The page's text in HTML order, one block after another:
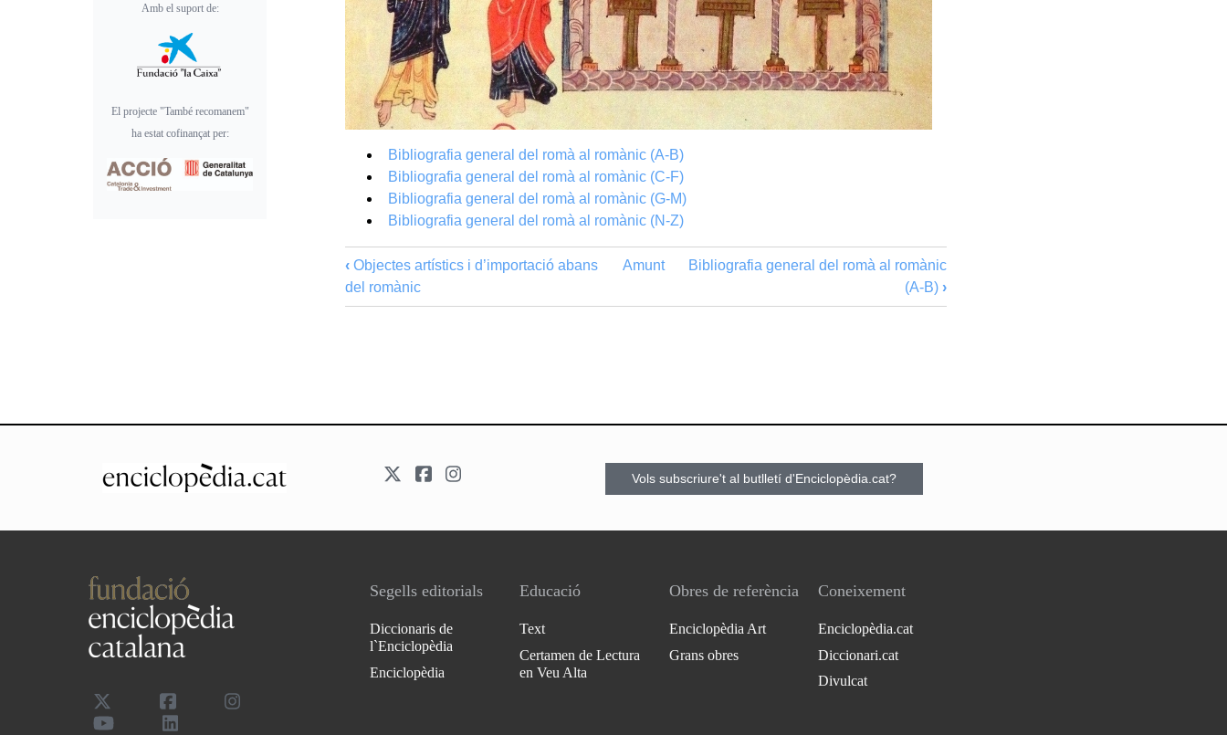
Bibliografia general del romà al romànic (A-B)
Bibliografia general del romà al romànic (C-F)
Bibliografia general del romà al romànic (G-M)
Bibliografia general del romà al romànic (N-Z)
‹ Objectes artístics i d’importació abans
del romànic
Amunt
Bibliografia general del romà al romànic
(A-B) ›
Amb el suport de:
El projecte "També recomanem"
ha estat cofinançat per:
Vols subscriure't al butlletí d'Enciclopèdia.cat?
Segells editorials
Diccionaris de
l`Enciclopèdia
Enciclopèdia
Educació
Text
Certamen de Lectura
en Veu Alta
Obres de referència
Enciclopèdia Art
Grans obres
Coneixement
Enciclopèdia.cat
Diccionari.cat
Divulcat